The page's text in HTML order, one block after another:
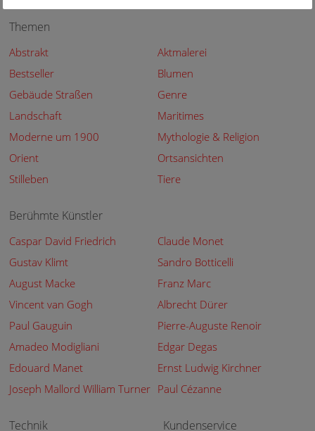
Themen
Abstrakt
Aktmalerei
Bestseller
Blumen
Gebäude Straßen
Genre
Landschaft
Maritimes
Moderne um 1900
Mythologie & Religion
Orient
Ortsansichten
Stilleben
Tiere
Berühmte Künstler
Caspar David Friedrich
Claude Monet
Gustav Klimt
Sandro Botticelli
August Macke
Franz Marc
Vincent van Gogh
Albrecht Dürer
Paul Gauguin
Pierre-Auguste Renoir
Amadeo Modigliani
Edgar Degas
Edouard Manet
Ernst Ludwig Kirchner
Joseph Mallord William Turner Paul Cézanne
Technik Kundenservice